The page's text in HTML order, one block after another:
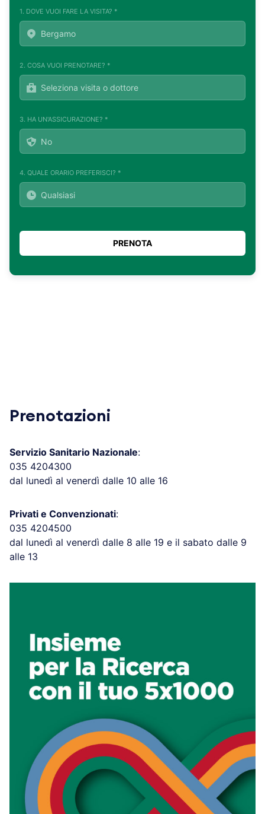
1. DOVE VUOI FARE LA VISITA? *
2. COSA VUOI PRENOTARE? *
3. HA UN'ASSICURAZIONE? *
4. QUALE ORARIO PREFERISCI? *
Prenotazioni
Servizio Sanitario Nazionale:
035 4204300
dal lunedì al venerdì dalle 10 alle 16
Privati e Convenzionati:
035 4204500
dal lunedì al venerdì dalle 8 alle 19 e il sabato dalle 9
alle 13